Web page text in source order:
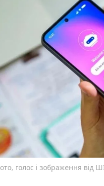
голос і зображення від